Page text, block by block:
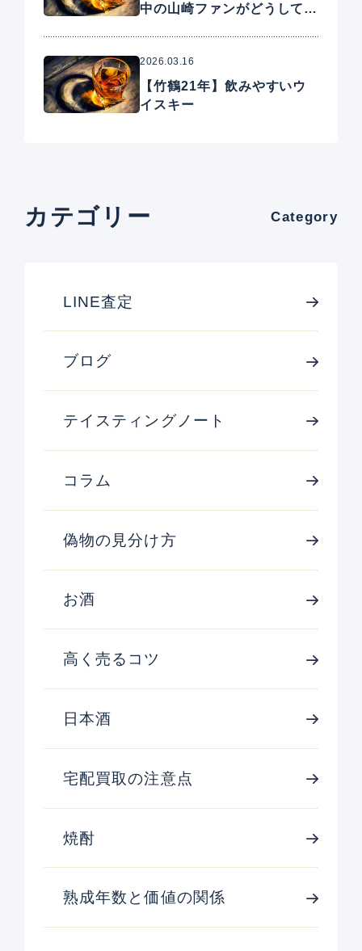
中の山崎ファンがどうしても
2026.03.16
【竹鶴21年】飲みやすいウ
イスキー
カテゴリー Category
LINE査定
ブログ
テイスティングノート
コラム
偽物の見分け方
お酒
高く売るコツ
日本酒
宅配買取の注意点
焼酎
熟成年数と価値の関係